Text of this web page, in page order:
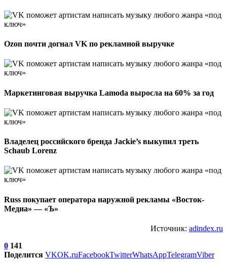
Ozon почти догнал VK по рекламной выручке
Маркетинговая выручка Lamoda выросла на 60% за год
Владелец российского бренда Jackie’s выкупил треть
Schaub Lorenz
Russ покупает оператора наружной рекламы «Восток-
Медиа» — «Ъ»
Источник: adindex.ru
0 141
Поделится VKOK.ruFacebookTwitterWhatsAppTelegramViber